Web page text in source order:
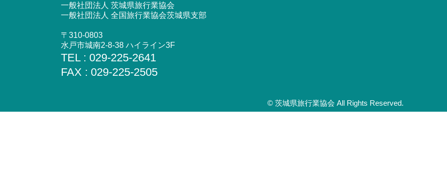
一般社団法人 茨城県旅行業協会
一般社団法人 全国旅行業協会茨城県支部
〒310-0803
水戸市城南2-8-38 ハイライン3F
TEL : 029-225-2641
FAX : 029-225-2505
© 茨城県旅行業協会 All Rights Reserved.